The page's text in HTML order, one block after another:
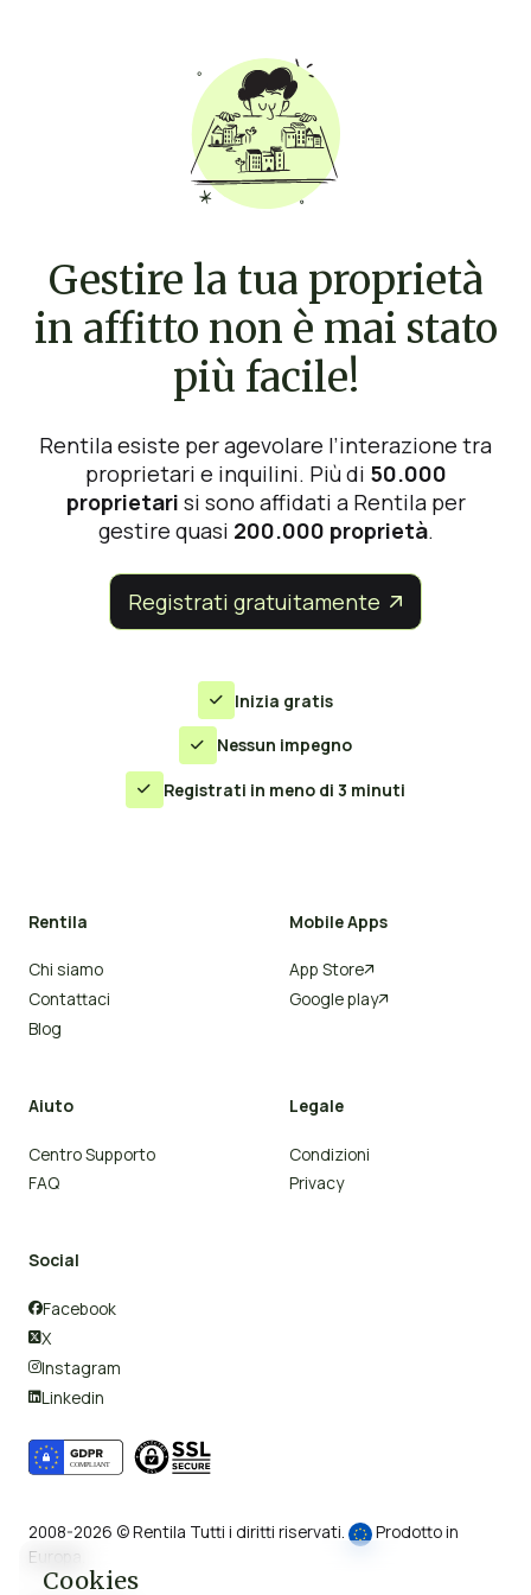
Cookies
Gestire la tua proprietà
in affitto non è mai stato
più facile!
Rentila esiste per agevolare l’interazione tra
proprietari e inquilini. Più di 50.000
proprietari si sono affidati a Rentila per
gestire quasi 200.000 proprietà.
Registrati gratuitamente 
 Inizia gratis
 Nessun impegno
 Registrati in meno di 3 minuti
Rentila
Chi siamo
Contattaci
Blog
Mobile Apps
App Store
Google play
Aiuto
Centro Supporto
FAQ
Legale
Condizioni
Privacy
Social
Facebook
X
Instagram
Linkedin
2008-2026 © Rentila Tutti i diritti riservati.
Prodotto in
Europa.